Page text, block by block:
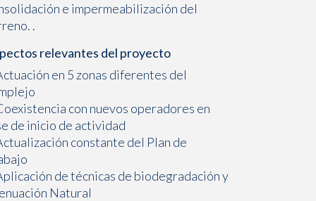
e impermeabilización del
.
relevantes del proyecto
en 5 zonas diferentes del
con nuevos operadores en
de inicio de actividad
constante del Plan de
de técnicas de biodegradación y
Natural